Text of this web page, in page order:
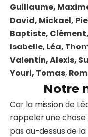
Guillaume,
David, Mickael,
Baptiste,
Isabelle, Léa,
Valentin, Alexis,
Youri, Tomas,
Notre
Car la mission de
rappeler une chose
pas au-dessus de